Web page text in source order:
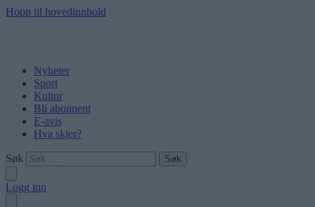
Hopp til hovedinnhold
Nyheter
Sport
Kultur
Bli abonnent
E-avis
Hva skjer?
Søk
Logg inn